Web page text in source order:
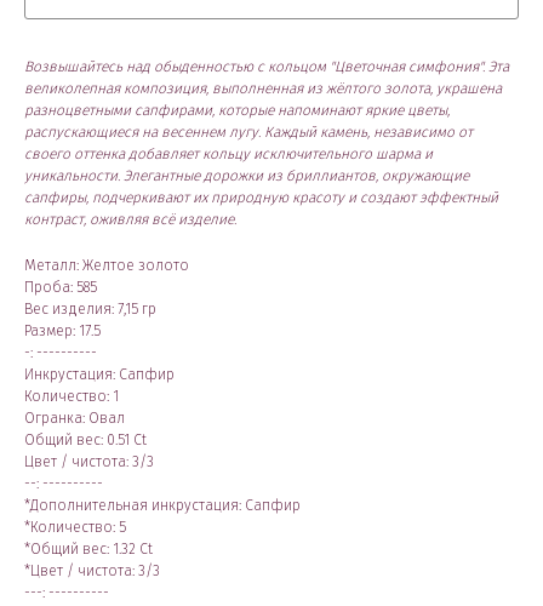
Возвышайтесь над обыденностью с кольцом "Цветочная симфония". Эта
великолепная композиция, выполненная из жёлтого золота, украшена
разноцветными сапфирами, которые напоминают яркие цветы,
распускающиеся на весеннем лугу. Каждый камень, независимо от
своего оттенка добавляет кольцу исключительного шарма и
уникальности. Элегантные дорожки из бриллиантов, окружающие
сапфиры, подчеркивают их природную красоту и создают эффектный
контраст, оживляя всё изделие.
Металл: Желтое золото
Проба: 585
Вес изделия: 7,15 гр
Размер: 17.5
-: ----------
Инкрустация: Сапфир
Количество: 1
Огранка: Овал
Общий вес: 0.51 Ct
Цвет / чистота: 3/3
--: ----------
*Дополнительная инкрустация: Сапфир
*Количество: 5
*Общий вес: 1.32 Ct
*Цвет / чистота: 3/3
---: ----------